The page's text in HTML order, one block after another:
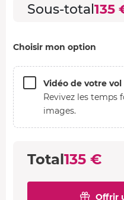
Sous-total135
Choisir mon option
Vidéo de votre vol
Revivez les temps
images.
Total135 €
Offrir